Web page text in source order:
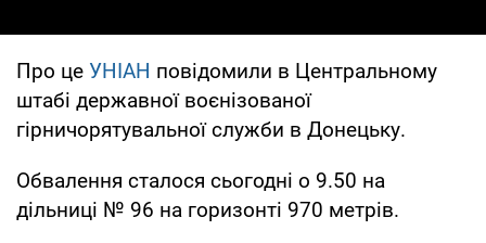
Про це УНІАН повідомили в Центральному
штабі державної воєнізованої
гірничорятувальної служби в Донецьку.
Обвалення сталося сьогодні о 9.50 на
дільниці № 96 на горизонті 970 метрів.